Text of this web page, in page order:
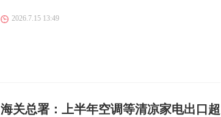
2026.7.15 13:49
海关总署：上半年空调等清凉家电出口超